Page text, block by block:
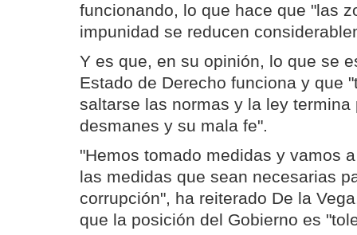
funcionando, lo que hace que "las
impunidad se reducen
Y es que, en su opinión, lo que se
Estado de Derecho funciona y que
saltarse las normas y la ley termina
desmanes y su mala fe".
"Hemos tomado medidas y vamos
las medidas que sean necesarias
corrupción", ha reiterado De la
que la posición del Gobierno es